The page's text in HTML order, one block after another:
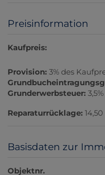
Preisinformation
Kaufpreis:
Provision: 3% des
Grunderwerbsteuer: 3,5%
Reparaturrücklage:
Basisdaten zur
Objektnr.